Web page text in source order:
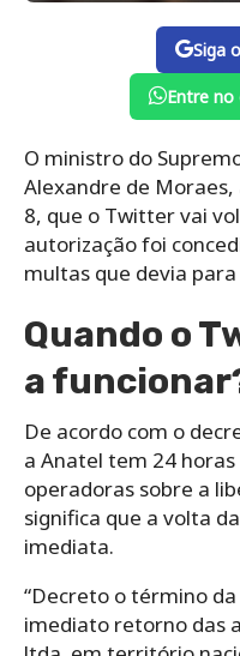
Siga
Entre no
O ministro do
Alexandre de
8, que o Twitter vai
autorização foi
multas que devia
Quando o
a
De acordo com o
a Anatel tem 24
operadoras sobre a
significa que a volta
imediata.
“Decreto o término
imediato retorno das